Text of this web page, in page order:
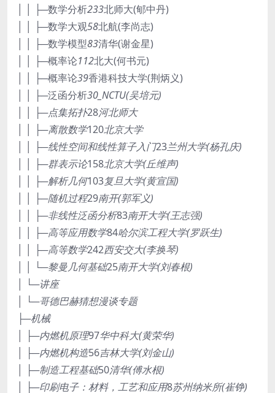
│ │ ├─数学分析233北师大(郇中丹)
│ │ ├─数学大观58北航(李尚志)
│ │ ├─数学模型83清华(谢金星)
│ │ ├─概率论112北大(何书元)
│ │ ├─概率论39香港科技大学(荆炳义)
│ │ ├─泛函分析30_NCTU(吴培元)
│ │ ├─点集拓扑28河北师大
│ │ ├─离散数学120北京大学
│ │ ├─线性空间和线性算子入门23兰州大学(杨孔庆)
│ │ ├─群表示论158北京大学(丘维声)
│ │ ├─解析几何103复旦大学(黄宣国)
│ │ ├─随机过程29南开(郭军义)
│ │ ├─非线性泛函分析83南开大学(王志强)
│ │ ├─高等应用数学84哈尔滨工程大学(罗跃生)
│ │ ├─高等数学242西安交大(李换琴)
│ │ └─黎曼几何基础25南开大学(刘春根)
│ └─讲座
│ └─哥德巴赫猜想漫谈专题
├─机械
│ ├─内燃机原理97华中科大(黄荣华)
│ ├─内燃机构造56吉林大学(刘金山)
│ ├─制造工程基础50清华(傅水根)
│ ├─印刷电子：材料，工艺和应用8苏州纳米所(崔铮)